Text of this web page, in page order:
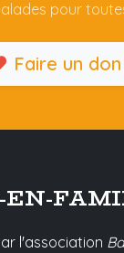
pour
Faire un don
EN-
l'association